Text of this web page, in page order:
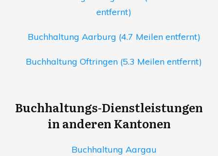
entfernt)
Buchhaltung Aarburg (4.7 Meilen entfernt)
Buchhaltung Oftringen (5.3 Meilen entfernt)
Buchhaltungs-Dienstleistungen
in anderen Kantonen
Buchhaltung Aargau